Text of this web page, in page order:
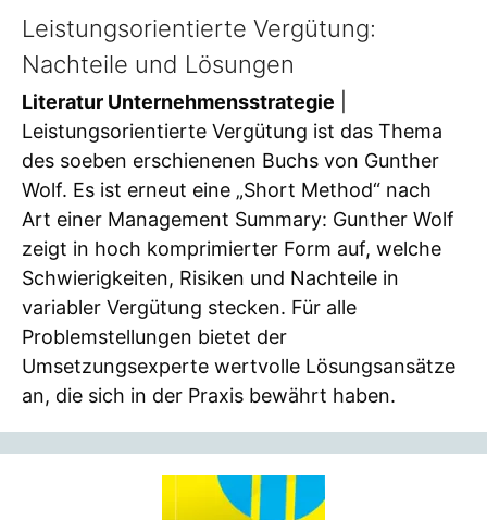
Leistungsorientierte Vergütung:
Nachteile und Lösungen
Literatur Unternehmensstrategie
Leistungsorientierte Vergütung ist das Thema
des soeben erschienenen Buchs von Gunther
Wolf. Es ist erneut eine „Short Method“ nach
Art einer Management Summary: Gunther Wolf
zeigt in hoch komprimierter Form auf, welche
Schwierigkeiten, Risiken und Nachteile in
variabler Vergütung stecken. Für alle
Problemstellungen bietet der
Umsetzungsexperte wertvolle Lösungsansätze
an, die sich in der Praxis bewährt haben.